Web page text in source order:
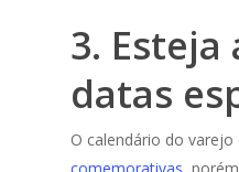
3.
datas
O calendário do varejo